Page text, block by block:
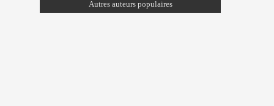
Autres auteurs populaires